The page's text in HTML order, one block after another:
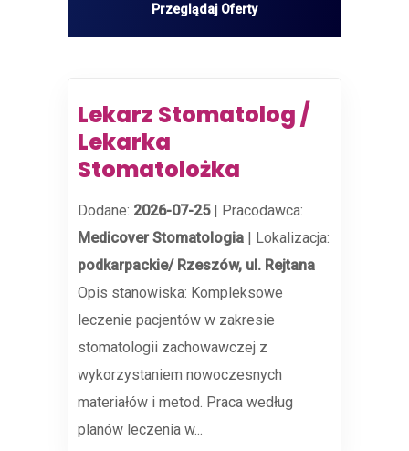
Lekarz Stomatolog /
Lekarka
Stomatolożka
Dodane: 2026-07-25| Pracodawca:
Medicover Stomatologia | Lokalizacja:
podkarpackie/ Rzeszów, ul. Rejtana
Opis stanowiska: Kompleksowe
leczenie pacjentów w zakresie
stomatologii zachowawczej z
wykorzystaniem nowoczesnych
materiałów i metod. Praca według
planów leczenia w...